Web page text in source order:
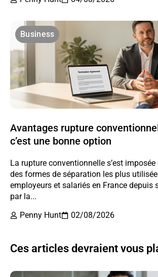
Business
Avantages rupture
c’est une bonne option
La rupture conventionnelle s’est imposée
des formes de séparation les plus
employeurs et salariés en France depuis
par la...
Penny Hunt
02/08/2026
Ces articles devraient vous